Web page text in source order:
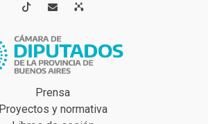
 
Prensa
Proyectos y normativa